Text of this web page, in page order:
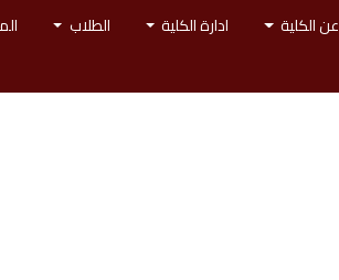
عن الكلية ادارة الكلية الطلاب